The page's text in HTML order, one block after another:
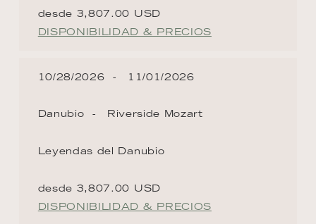
desde 3,807.00 USD
DISPONIBILIDAD & PRECIOS
10/28/2026 11/01/2026
Danubio Riverside Mozart
Leyendas del Danubio
desde 3,807.00 USD
DISPONIBILIDAD & PRECIOS